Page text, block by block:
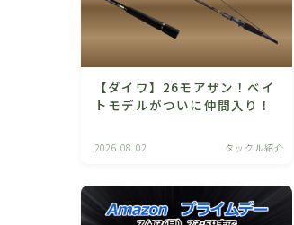
【ダイワ】26モアザン！ベイ
トモデルがついに仲間入り！
2026.08.02 タックル紹介